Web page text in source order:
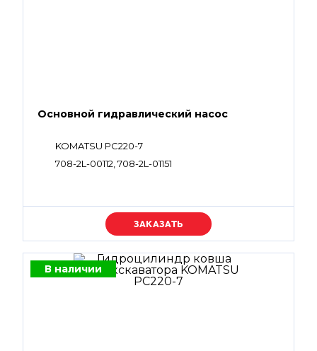
Основной гидравлический насос
KOMATSU PC220-7
708-2L-00112, 708-2L-01151
Уточняйте цену
В наличии